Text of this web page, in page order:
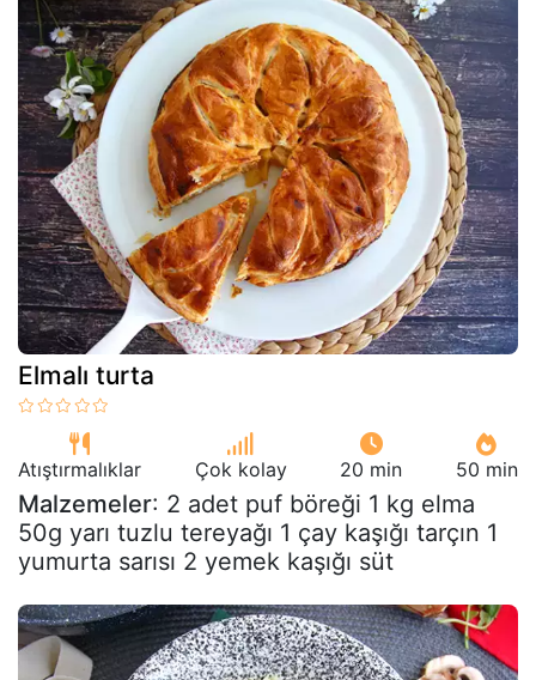
Elmalı turta
Atıştırmalıklar Çok kolay 20 min 50 min
Malzemeler: 2 adet puf böreği 1 kg elma
50g yarı tuzlu tereyağı 1 çay kaşığı tarçın 1
yumurta sarısı 2 yemek kaşığı süt